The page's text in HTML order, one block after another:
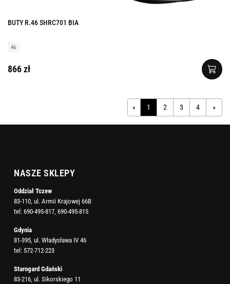
BUTY R.46 SHRC701 BIA
46
866 zł
« 1 2 3 4 »
NASZE SKLEPY
Oddział Tczew
83-110, ul. Armii Krajowej 66B
tel: 690-495-817, 690-495-815
Gdynia
81-395, ul. Władysława IV 46
tel: 572-712-223
Starogard Gdański
83-216, ul. Sikorskiego 11